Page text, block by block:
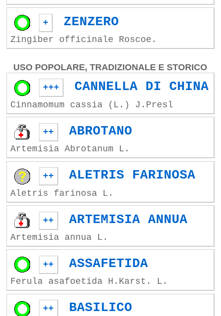
+ ZENZERO
Zingiber officinale Roscoe.
USO POPOLARE, TRADIZIONALE E STORICO
+++ CANNELLA DI CHINA
Cinnamomum cassia (L.) J.Presl
++ ABROTANO
Artemisia Abrotanum L.
++ ALETRIS FARINOSA
Aletris farinosa L.
++ ARTEMISIA ANNUA
Artemisia annua L.
++ ASSAFETIDA
Ferula asafoetida H.Karst. L.
++ BASILICO